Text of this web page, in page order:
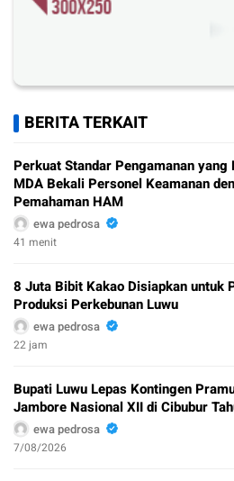
BERITA TERKAIT
Perkuat Standar Pengamanan yang
MDA Bekali Personel Keamanan
Pemahaman HAM
ewa pedrosa
41 menit
8 Juta Bibit Kakao Disiapkan untuk
Produksi Perkebunan Luwu
ewa pedrosa
22 jam
Bupati Luwu Lepas Kontingen
Jambore Nasional XII di Cibubur
ewa pedrosa
7/08/2026